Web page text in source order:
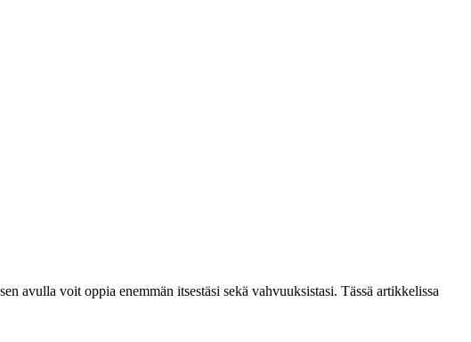
avulla voit oppia enemmän itsestäsi sekä vahvuuksistasi. Tässä artikkelissa